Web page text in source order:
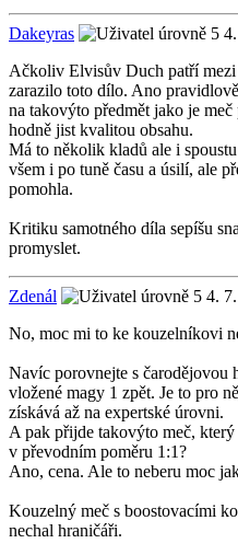
Dakeyras
Ačkoliv Elvisův Duch patří mezi
zarazilo toto dílo. Ano
na takovýto předmět jako je
hodně jist kvalitou obsahu.
Má to několik kladů ale i
všem i po tuně času a úsilí, ale
pomohla.
Kritiku samotného díla sepíšu
promyslet.
Zdenál
4.
No, moc mi to ke kouzelníkovi
Navíc porovnejte s čarodějovou
vložené magy 1 zpět. Je to pro
získává až na expertské úrovni.
A pak přijde takovýto meč,
v převodním poměru 1:1?
Ano, cena. Ale to neberu moc
Kouzelný meč s boostovacími
nechal hraničáři.